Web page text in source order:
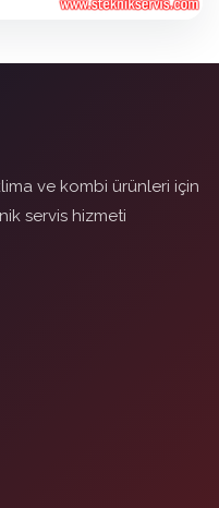
ve kombi ürünleri için
servis hizmeti